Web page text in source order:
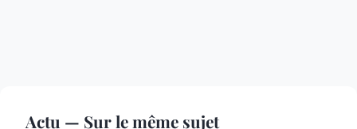
Actu — Sur le même sujet